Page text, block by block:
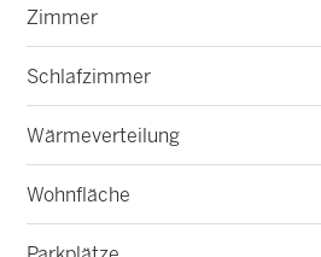
Zimmer
Schlafzimmer
Wärmeverteilung
Wohnfläche